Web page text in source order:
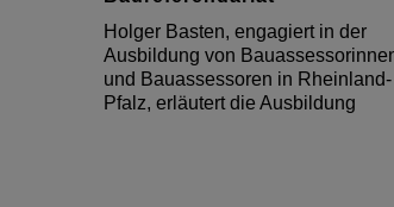
Berufsalltag.
Holger Basten, engagiert in der
Ausbildung von
und Bauassessoren in Rheinland-
Pfalz, erläutert die Ausbildung